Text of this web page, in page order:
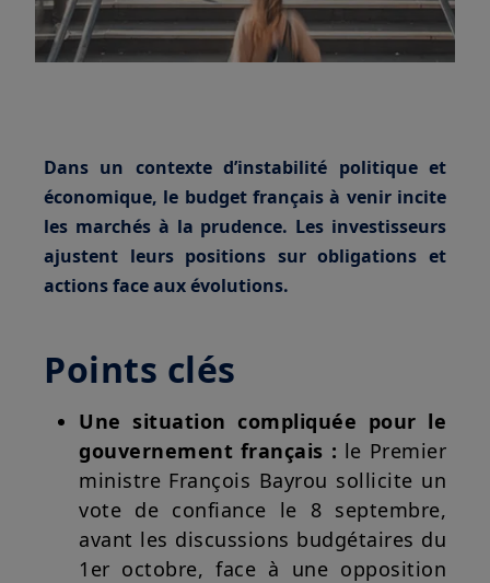
Dans un contexte d’instabilité politique et
économique, le budget français à venir incite
les marchés à la prudence. Les investisseurs
ajustent leurs positions sur obligations et
actions face aux évolutions.
Points clés
Une situation compliquée pour le
gouvernement français : le Premier
ministre François Bayrou sollicite un
vote de confiance le 8 septembre,
avant les discussions budgétaires du
1er octobre, face à une opposition